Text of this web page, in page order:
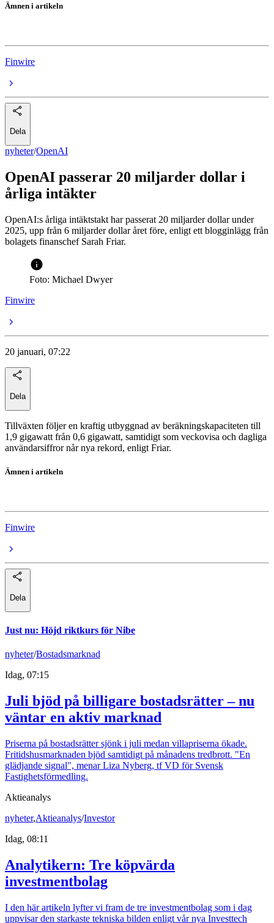
Ämnen i artikeln
Finwire
Dela
nyheter/OpenAI
OpenAI passerar 20 miljarder dollar i
årliga intäkter
OpenAI:s årliga intäktstakt har passerat 20 miljarder dollar under
2025, upp från 6 miljarder dollar året före, enligt ett blogginlägg från
bolagets finanschef Sarah Friar.
Foto: Michael Dwyer
Finwire
20 januari, 07:22
Dela
Tillväxten följer en kraftig utbyggnad av beräkningskapaciteten till
1,9 gigawatt från 0,6 gigawatt, samtidigt som veckovisa och dagliga
användarsiffror når nya rekord, enligt Friar.
Ämnen i artikeln
Finwire
Dela
Just nu: Höjd riktkurs för Nibe
nyheter/Bostadsmarknad
Idag, 07:15
Juli bjöd på billigare bostadsrätter – nu
väntar en aktiv marknad
Priserna på bostadsrätter sjönk i juli medan villapriserna ökade.
Fritidshusmarknaden bjöd samtidigt på månadens tredbrott. "En
glädjande signal", menar Liza Nyberg, tf VD för Svensk
Fastighetsförmedling.
Aktieanalys
nyheter,Aktieanalys/Investor
Idag, 08:11
Analytikern: Tre köpvärda
investmentbolag
I den här artikeln lyfter vi fram de tre investmentbolag som i dag
uppvisar den starkaste tekniska bilden enligt vår nya Investtech